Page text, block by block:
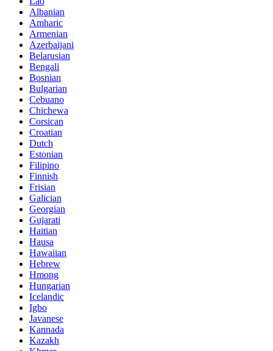
Albanian
Amharic
Armenian
Azerbaijani
Belarusian
Bengali
Bosnian
Bulgarian
Cebuano
Chichewa
Corsican
Croatian
Dutch
Estonian
Filipino
Finnish
Frisian
Galician
Georgian
Gujarati
Haitian
Hausa
Hawaiian
Hebrew
Hmong
Hungarian
Icelandic
Igbo
Javanese
Kannada
Kazakh